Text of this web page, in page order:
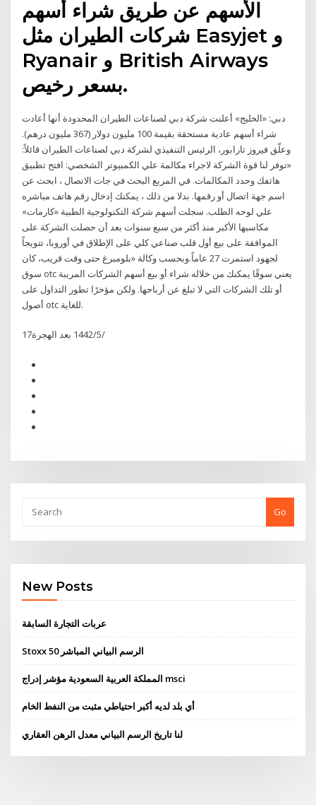
الأسهم عن طريق شراء أسهم
شركات الطيران مثل Easyjet و
Ryanair و British Airways
بسعر رخيص.
دبي: «الخليج» أعلنت شركة دبي لصناعات الطيران المحدودة أنها أعادت
شراء أسهم عادية مستحقة بقيمة 100 مليون دولار (367 مليون درهم).
وعلّق فيروز تارابور، الرئيس التنفيذي لشركة دبي لصناعات الطيران قائلاً:
«توفر لنا قوة الشركة لاجراء مكالمة علي الكمبيوتر الشخصي: افتح تطبيق
هاتفك وحدد المكالمات. في المربع البحث في جات الاتصال ، ابحث عن
اسم جهة اتصال أو رقمها. بدلا من ذلك ، يمكنك إدخال رقم هاتف مباشره
علي لوحه الطلب. سجلت أسهم شركة التكنولوجية الطبية «كارمات»
مكاسبها الأكبر منذ أكثر من سبع سنوات بعد أن حصلت الشركة على
الموافقة على بيع أول قلب صناعي كلي على الإطلاق في أوروبا، تتويجاً
لجهود استمرت 27 عاماً.وبحسب وكالة «بلومبرغ حتى وقت قريب، كان
سوق otc يعني سوقًا يمكنك من خلاله شراء أو بيع أسهم الشركات المريبة
أو تلك الشركات التي لا تبلغ عن أرباحها. ولكن مؤخرًا تطور التداول على
أصول otc للغاية.
17‏‏/5‏‏/1442 بعد الهجرة
Go
New Posts
عربات التجارة السابقة
Stoxx 50 الرسم البياني المباشر
المملكة العربية السعودية مؤشر إدراج msci
أي بلد لديه أكبر احتياطي مثبت من النفط الخام
لنا تاريخ الرسم البياني معدل الرهن العقاري